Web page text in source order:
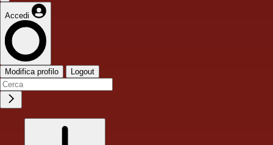
Accedi
Modifica profilo Logout